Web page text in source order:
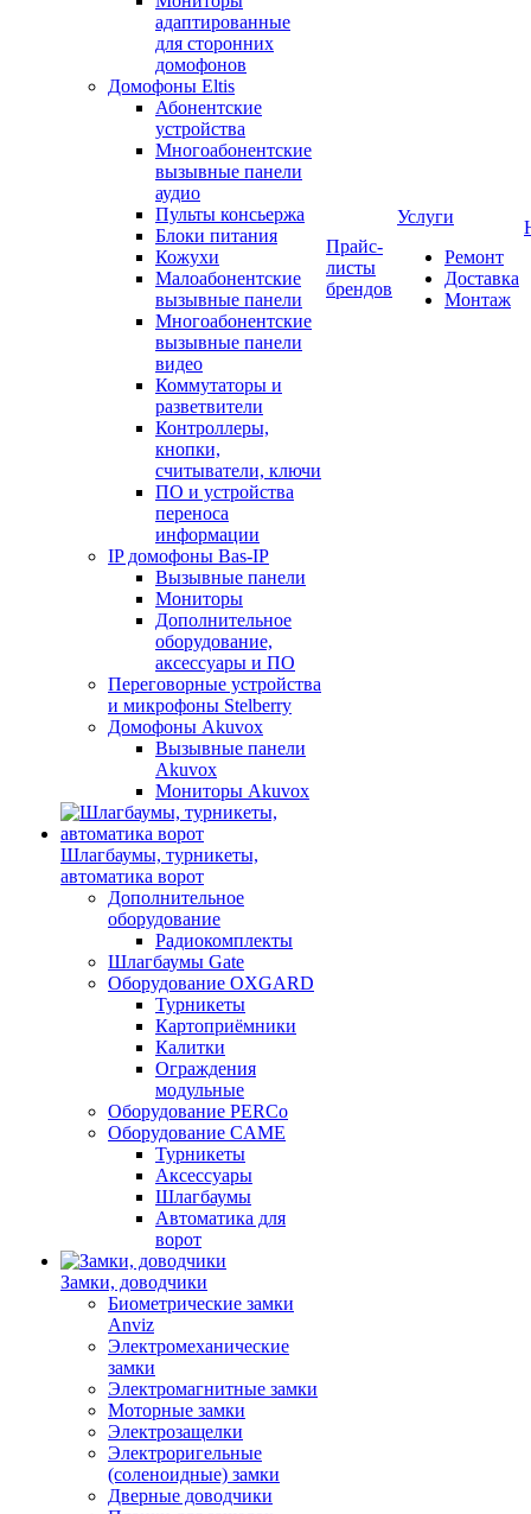
адаптированные
для сторонних
домофонов
Домофоны Eltis
Абонентские
устройства
Многоабонентские
вызывные панели
аудио
Пульты консьержа
Блоки питания
Кожухи
Малоабонентские
вызывные панели
Многоабонентские
вызывные панели
видео
Коммутаторы и
разветвители
Контроллеры,
кнопки,
считыватели, ключи
ПО и устройства
переноса
информации
IP домофоны Bas-IP
Вызывные панели
Мониторы
Дополнительное
оборудование,
аксессуары и ПО
Переговорные устройства
и микрофоны Stelberry
Домофоны Akuvox
Вызывные панели
Akuvox
Мониторы Akuvox
Шлагбаумы, турникеты,
автоматика ворот
Дополнительное
оборудование
Радиокомплекты
Шлагбаумы Gate
Оборудование OXGARD
Турникеты
Картоприёмники
Калитки
Ограждения
модульные
Оборудование PERCo
Оборудование CAME
Турникеты
Аксессуары
Шлагбаумы
Автоматика для
ворот
Замки, доводчики
Биометрические замки
Anviz
Электромеханические
замки
Электромагнитные замки
Моторные замки
Электрозащелки
Электроригельные
(cоленоидные) замки
Дверные доводчики
Прайс-
листы
брендов
Услуги
Ремонт
Доставка
Монтаж